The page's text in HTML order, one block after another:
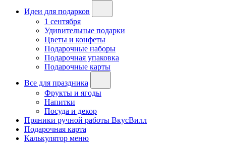
Идеи для подарков
1 сентября
Удивительные подарки
Цветы и конфеты
Подарочные наборы
Подарочная упаковка
Подарочные карты
Все для праздника
Фрукты и ягоды
Напитки
Посуда и декор
Пряники ручной работы ВкусВилл
Подарочная карта
Калькулятор меню